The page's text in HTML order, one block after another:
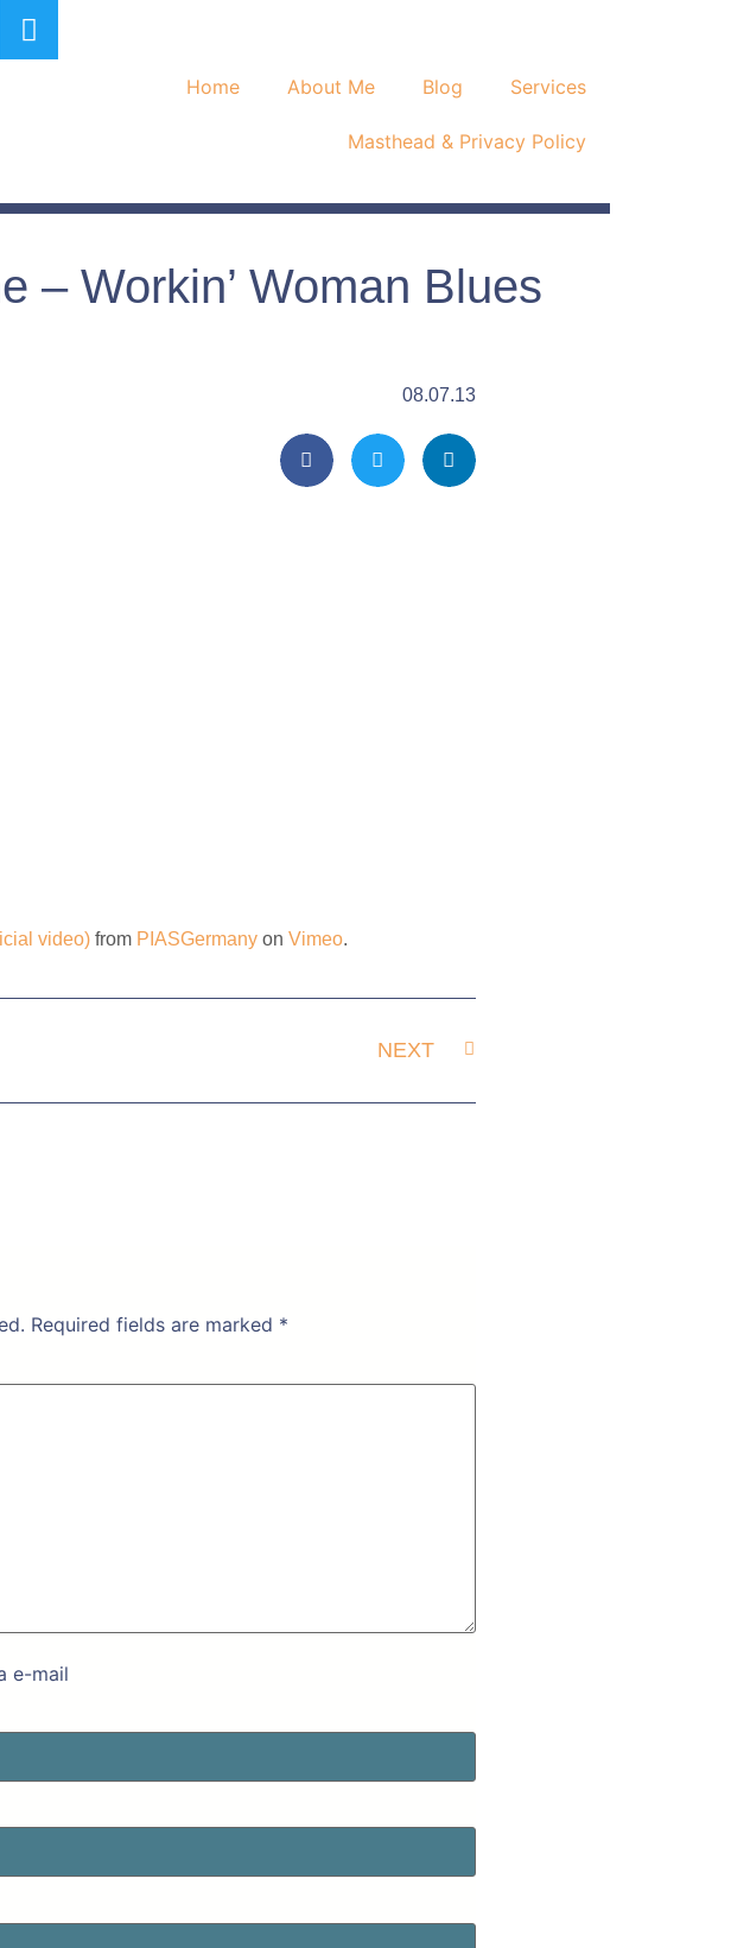
Home About Me Blog Services
Masthead & Privacy Policy
– Workin’ Woman Blues
08.07.13
video)from PIASGermanyon Vimeo.
NEXT
Required fields are marked *
e-mail